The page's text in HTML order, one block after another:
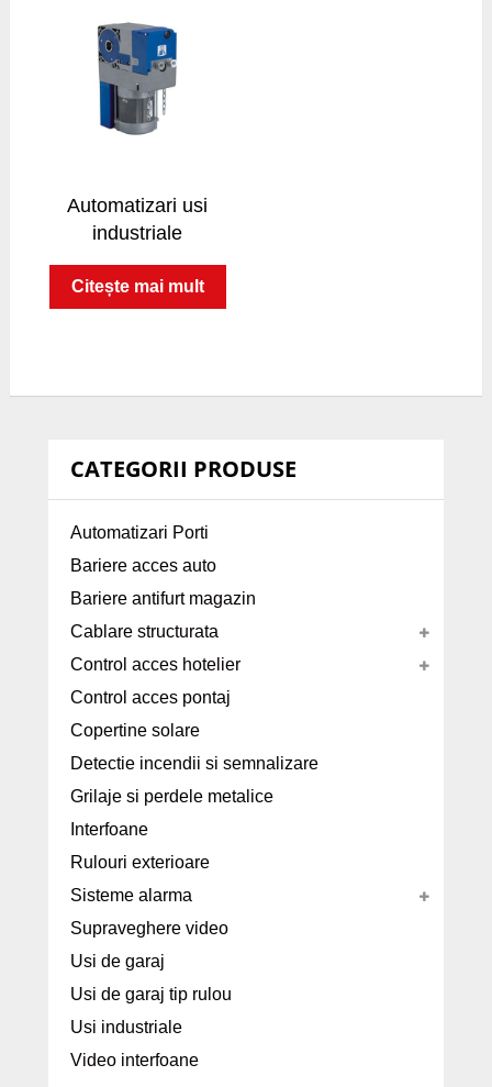
Automatizari usi
industriale
Citește mai mult
CATEGORII PRODUSE
Automatizari Porti
Bariere acces auto
Bariere antifurt magazin
Cablare structurata
Control acces hotelier
Control acces pontaj
Copertine solare
Detectie incendii si semnalizare
Grilaje si perdele metalice
Interfoane
Rulouri exterioare
Sisteme alarma
Supraveghere video
Usi de garaj
Usi de garaj tip rulou
Usi industriale
Video interfoane